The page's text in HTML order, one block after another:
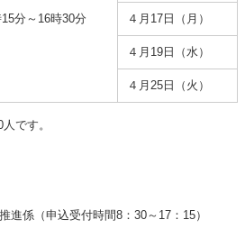
分～16時30分 ４月17日（月）
４月19日（水）
４月25日（火）
です。
進係（申込受付時間8：30～17：15）